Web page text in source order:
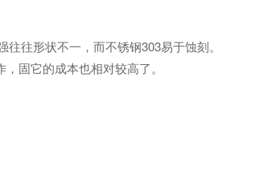
往形状不一，而不锈钢303易于蚀刻。
固它的成本也相对较高了。